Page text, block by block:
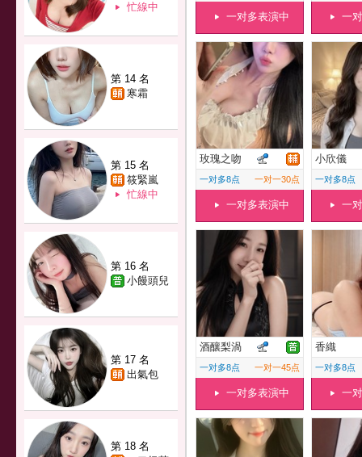
忙線中
第 14 名
寒霜
第 15 名
筱緊嵐
忙線中
第 16 名
小饅頭兒
第 17 名
出氣包
第 18 名
一对多表演中 一
玫瑰之吻
一对多8点 一对一30点
一对多表演中
小欣儀
一对多8点
一
酒釀梨渦
一对多8点 一对一45点
一对多表演中
香織
一对多8点
一